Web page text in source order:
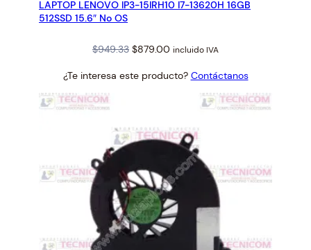
OFERTA
LAPTOP LENOVO IP3-15IRH10 I7-13620H 16GB
512SSD 15.6″ No OS
$949.33 Original
was:
$879.00 Current
is:
$879.00.
incluido IVA
¿Te interesa este producto? Contáctanos